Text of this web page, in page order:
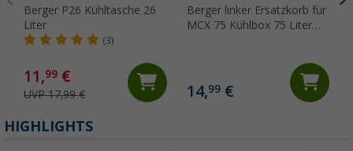
Berger P26 Kühltasche 26
Liter
(3)
11,99 €
UVP 17,99 €
Berger linker Ersatzkorb für
MCX 75 Kühlbox 75 Liter
14,99€
HIGHLIGHTS